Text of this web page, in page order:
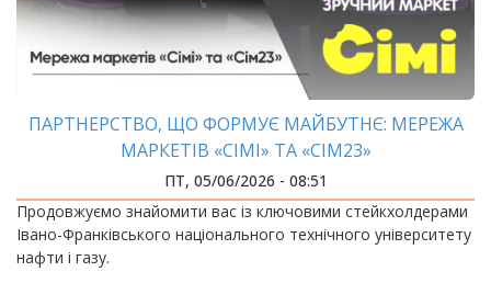
ПАРТНЕРСТВО, ЩО ФОРМУЄ МАЙБУТНЄ: МЕРЕЖА
МАРКЕТІВ «СІМІ» ТА «СІМ23»
ПТ, 05/06/2026 - 08:51
Продовжуємо знайомити вас із ключовими стейкхолдерами
Івано-Франківського національного технічного університету
нафти і газу.